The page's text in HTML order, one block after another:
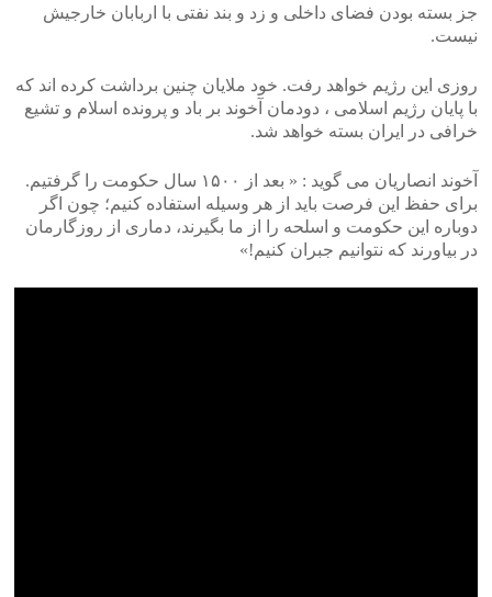
جز بسته بودن فضای داخلی و زد و بند نفتی با اربابان خارجیش
نیست.
روزی این رژیم خواهد رفت. خود ملایان چنین برداشت کرده اند که
با پایان رژیم اسلامی ، دودمان آخوند بر باد و پرونده اسلام و تشیع
خرافی در ایران بسته خواهد شد.
آخوند انصاریان می گوید : « بعد از ۱۵۰۰ سال حکومت را گرفتیم.
برای حفظ این فرصت باید از هر وسیله استفاده کنیم؛ چون اگر
دوباره این حکومت و اسلحه را از ما بگیرند، دماری از روزگارمان
در بیاورند که نتوانیم جبران کنیم!»